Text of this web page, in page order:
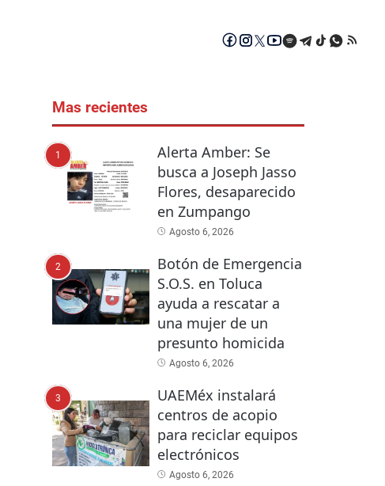
Mas recientes
1
Alerta Amber: Se
busca a Joseph Jasso
Flores, desaparecido
en Zumpango
Agosto 6, 2026
2
Botón de Emergencia
S.O.S. en Toluca
ayuda a rescatar a
una mujer de un
presunto homicida
Agosto 6, 2026
3
UAEMéx instalará
centros de acopio
para reciclar equipos
electrónicos
Agosto 6, 2026